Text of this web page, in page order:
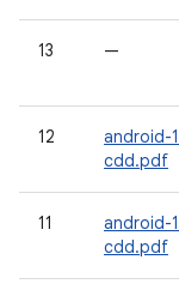
13 —
12
android-
cdd.pdf
11
android-
cdd.pdf